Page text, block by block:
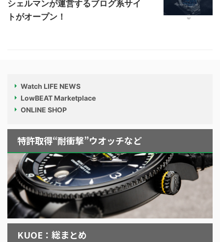
シェルマンが運営するブログ系サイ
トがオープン！
Watch LIFE NEWS
LowBEAT Marketplace
ONLINE SHOP
特許取得“耐衝撃”ウオッチなど
KUOE：総まとめ